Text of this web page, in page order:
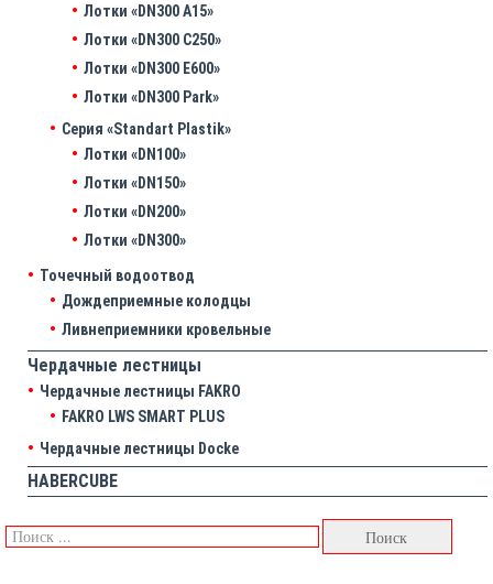
Лотки «DN300 A15»
Лотки «DN300 C250»
Лотки «DN300 E600»
Лотки «DN300 Park»
Серия «Standart Plastik»
Лотки «DN100»
Лотки «DN150»
Лотки «DN200»
Лотки «DN300»
Точечный водоотвод
Дождеприемные колодцы
Ливнеприемники кровельные
Чердачные лестницы
Чердачные лестницы FAKRO
FAKRO LWS SMART PLUS
Чердачные лестницы Docke
HABERCUBE